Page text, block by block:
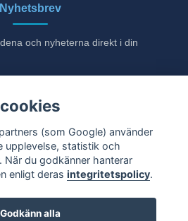
Nyhetsbrev
och nyheterna direkt i din
Ja tack!
(som Google) använder
upplevelse, statistik och
När du godkänner hanterar
enligt deras integritetspolicy.
Godkänn alla